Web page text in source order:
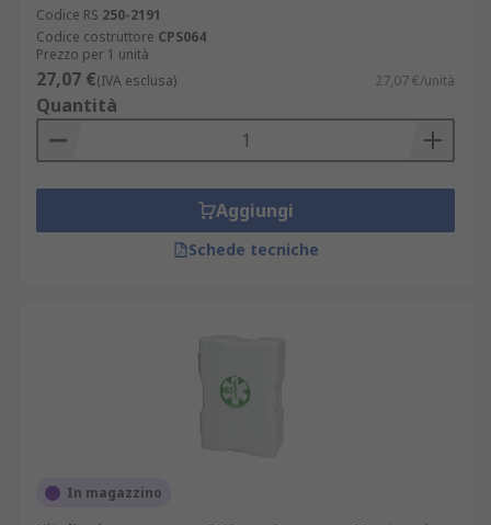
cardiopolmonare in situazioni di
emergenza. La versione esterna di questi
armadietti offre una soluzione per la
collocazione all'aperto, garantendone
l'accessibilità in ogni momento.
Codice RS 250-2191
Codice costruttore CPS064
Prezzo per 1 unità
27,07 €(IVA esclusa) 27,07 €/unità
Quantità
Aggiungi
Schede tecniche
In magazzino